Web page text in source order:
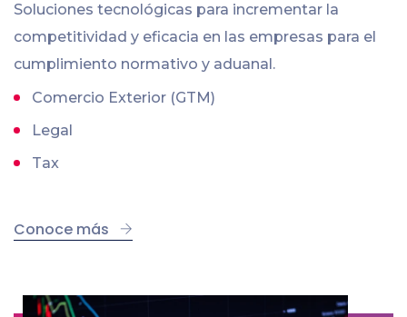
Soluciones tecnológicas para incrementar la
competitividad y eficacia en las empresas para el
cumplimiento normativo y aduanal.
Comercio Exterior (GTM)
Legal
Tax
Conoce más